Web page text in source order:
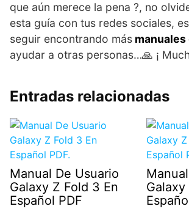
que aún merece la pena ?, no
esta guía con tus redes sociales,
seguir encontrando más manuales
ayudar a otras personas…🙏 ¡
Entradas relacionadas
Manual De Usuario
Galaxy Z Fold 3 En
Español PDF